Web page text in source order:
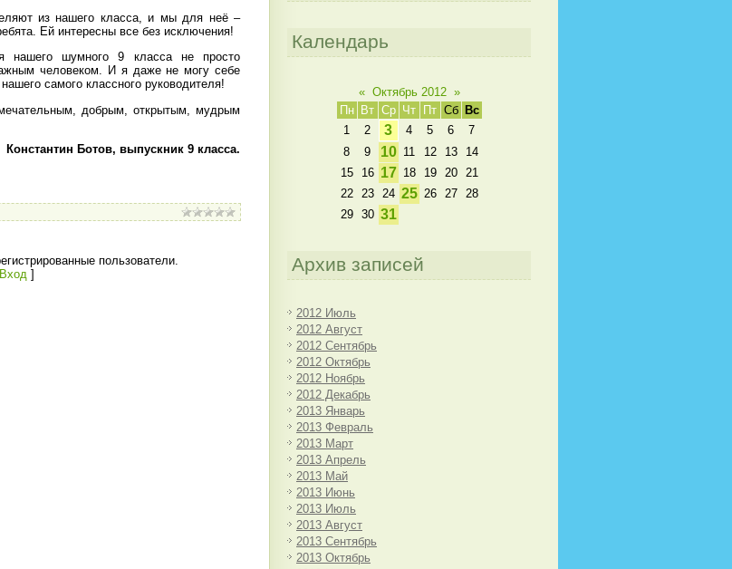
из нашего класса, и мы для неё –
Ей интересны все без исключения!
нашего шумного 9 класса не просто
человеком. И я даже не могу себе
самого классного руководителя!
добрым, открытым, мудрым
Константин Ботов, выпускник 9 класса.
пользователи.
Вход ]
Календарь
« Октябрь 2012 »
Пн
Вт Ср Чт Пт Сб
Вс
1
2 3 4 5 6
7
8
9 10 11 12 13
14
15
16 17 18 19 20
21
22
23 24 25 26 27
28
29
30 31
Архив записей
2012 Июль
2012 Август
2012 Сентябрь
2012 Октябрь
2012 Ноябрь
2012 Декабрь
2013 Январь
2013 Февраль
2013 Март
2013 Апрель
2013 Май
2013 Июнь
2013 Июль
2013 Август
2013 Сентябрь
2013 Октябрь